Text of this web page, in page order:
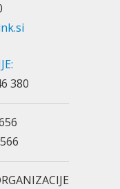
380